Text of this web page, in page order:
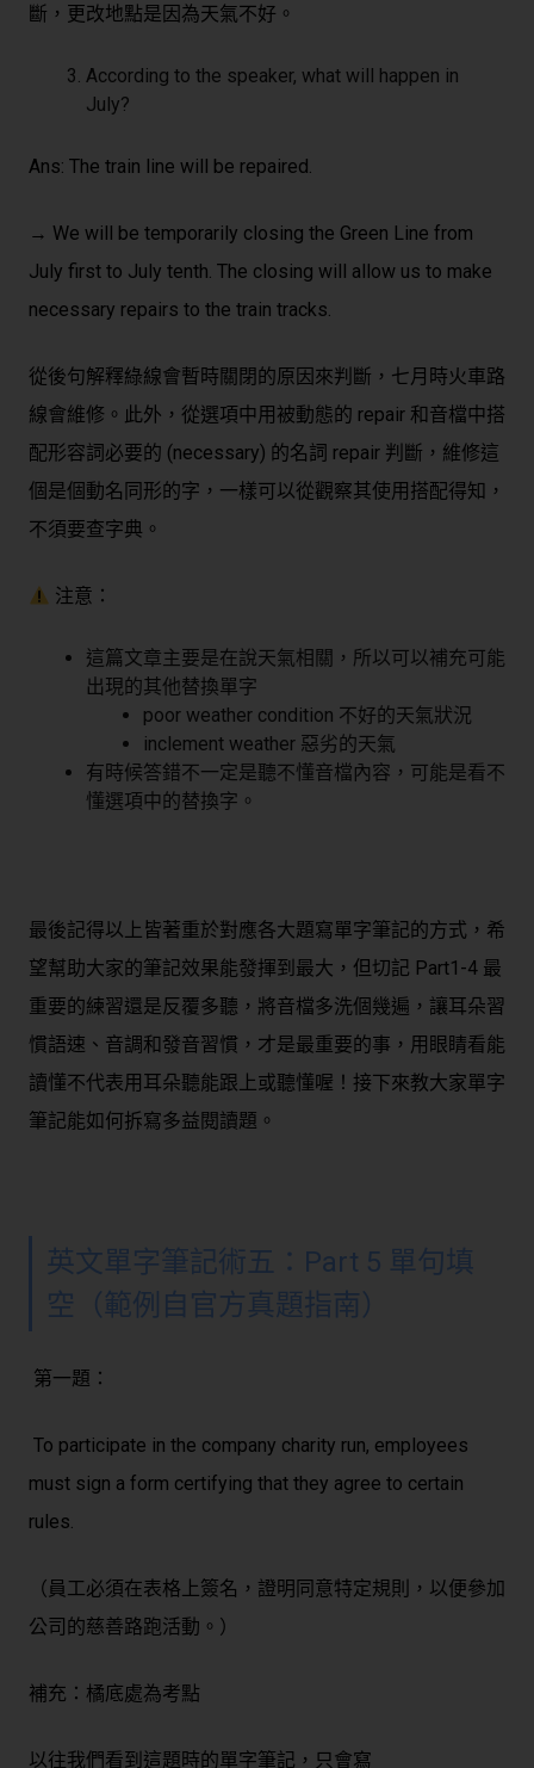
斷，更改地點是因為天氣不好。
According to the speaker, what will happen in
July?
Ans: The train line will be repaired.
→ We will be temporarily closing the Green Line from
July first to July tenth. The closing will allow us to make
necessary repairs to the train tracks.
從後句解釋綠線會暫時關閉的原因來判斷，七月時火車路
線會維修。此外，從選項中用被動態的 repair 和音檔中搭
配形容詞必要的 (necessary) 的名詞 repair 判斷，維修這
個是個動名同形的字，一樣可以從觀察其使用搭配得知，
不須要查字典。
注意：
這篇文章主要是在說天氣相關，所以可以補充可能
出現的其他替換單字
poor weather condition 不好的天氣狀況
inclement weather 惡劣的天氣
有時候答錯不一定是聽不懂音檔內容，可能是看不
懂選項中的替換字。
最後記得以上皆著重於對應各大題寫單字筆記的方式，希
望幫助大家的筆記效果能發揮到最大，但切記 Part1-4 最
重要的練習還是反覆多聽，將音檔多洗個幾遍，讓耳朵習
慣語速、音調和發音習慣，才是最重要的事，用眼睛看能
讀懂不代表用耳朵聽能跟上或聽懂喔！接下來教大家單字
筆記能如何拆寫多益閱讀題。
英文單字筆記術五：Part 5 單句填
空（範例自官方真題指南）
第一題：
To participate in the company charity run, employees
must sign a form certifying that they agree to certain
rules.
（員工必須在表格上簽名，證明同意特定規則，以便參加
公司的慈善路跑活動。）
補充：橘底處為考點
以往我們看到這題時的單字筆記，只會寫